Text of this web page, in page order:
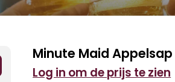
Minute Maid
Log in om de prijs te zien